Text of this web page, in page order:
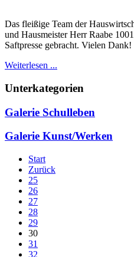
Das fleißige Team der
und Hausmeister Herr Raabe
Saftpresse gebracht. Vielen Dank!
Weiterlesen ...
Unterkategorien
Galerie Schulleben
Galerie Kunst/Werken
Start
Zurück
25
26
27
28
29
30
31
32